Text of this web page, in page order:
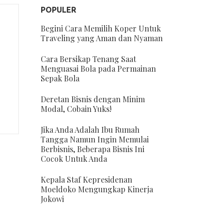
POPULER
Begini Cara Memilih Koper Untuk
Traveling yang Aman dan Nyaman
Cara Bersikap Tenang Saat
Menguasai Bola pada Permainan
Sepak Bola
Deretan Bisnis dengan Minim
Modal, Cobain Yuks!
Jika Anda Adalah Ibu Rumah
Tangga Namun Ingin Memulai
Berbisnis, Beberapa Bisnis Ini
Cocok Untuk Anda
Kepala Staf Kepresidenan
Moeldoko Mengungkap Kinerja
Jokowi